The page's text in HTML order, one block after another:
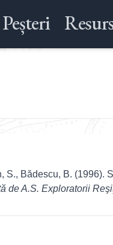
Peșteri
S., Bădescu, B. (1996).
de A.S. Exploratorii